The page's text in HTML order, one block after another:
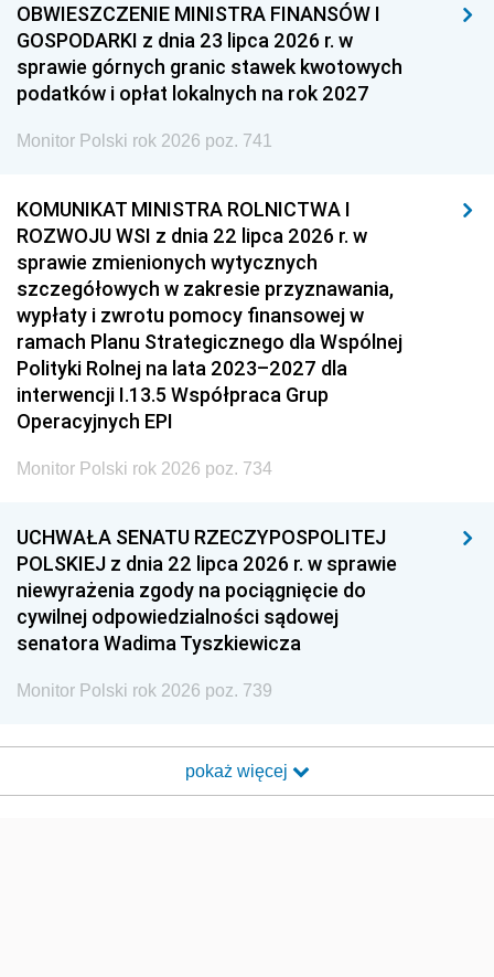
OBWIESZCZENIE MINISTRA FINANSÓW I
GOSPODARKI z dnia 23 lipca 2026 r. w
sprawie górnych granic stawek kwotowych
podatków i opłat lokalnych na rok 2027
Monitor Polski rok 2026 poz. 741
KOMUNIKAT MINISTRA ROLNICTWA I
ROZWOJU WSI z dnia 22 lipca 2026 r. w
sprawie zmienionych wytycznych
szczegółowych w zakresie przyznawania,
wypłaty i zwrotu pomocy finansowej w
ramach Planu Strategicznego dla Wspólnej
Polityki Rolnej na lata 2023–2027 dla
interwencji I.13.5 Współpraca Grup
Operacyjnych EPI
Monitor Polski rok 2026 poz. 734
UCHWAŁA SENATU RZECZYPOSPOLITEJ
POLSKIEJ z dnia 22 lipca 2026 r. w sprawie
niewyrażenia zgody na pociągnięcie do
cywilnej odpowiedzialności sądowej
senatora Wadima Tyszkiewicza
Monitor Polski rok 2026 poz. 739
pokaż więcej